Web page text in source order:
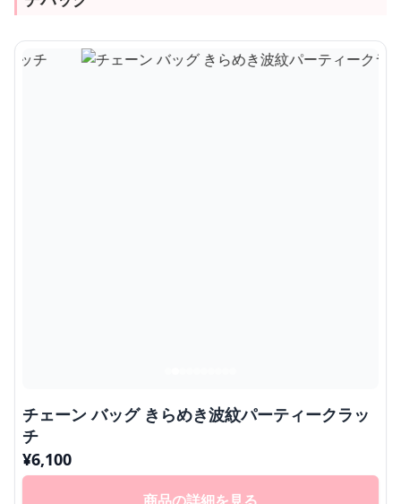
チェーン バッグ きらめき波紋パーティークラッ
チ
¥6,100